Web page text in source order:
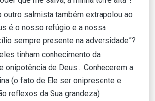
outro salmista também extrapolou ao
é o nosso refúgio e a nossa
sempre presente na adversidade”?
tinham conhecimento da
onipotência de Deus... Conhecerem a
(o fato de Ele ser onipresente e
reflexos da Sua grandeza)